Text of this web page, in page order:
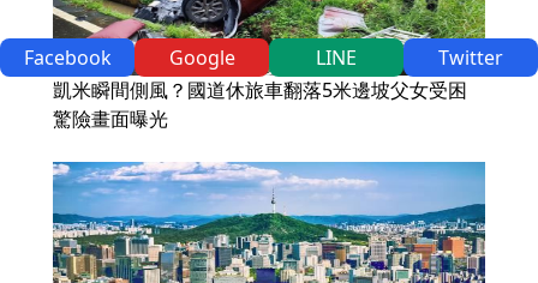
凱米瞬間側風？國道休旅車翻落5米邊坡父女受困
驚險畫面曝光
Facebook Google LINE Twitter